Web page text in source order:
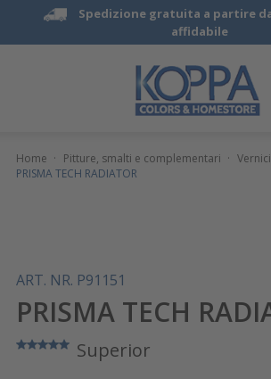
Spedizione gratuita a partire da
affidabile
Home · Pitture, smalti e complementari ·
PRISMA TECH RADIATOR
ART. NR. P91151
PRISMA TECH
Superior